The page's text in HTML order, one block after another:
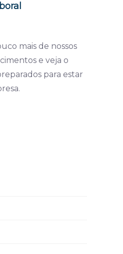
mais de nossos
e veja o
para estar